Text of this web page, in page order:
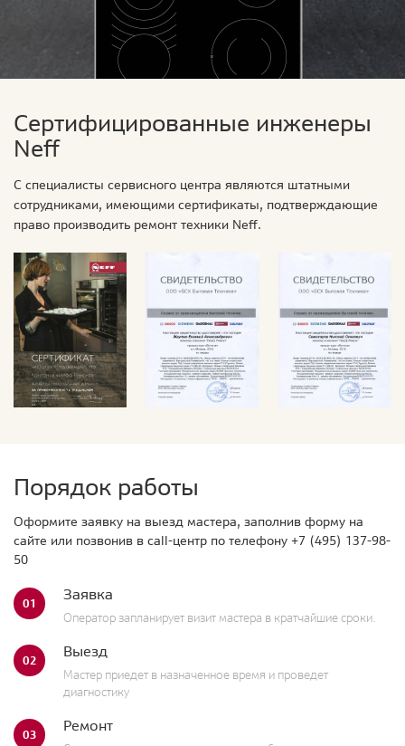
Сертифицированные инженеры
Neff
С специалисты сервисного центра являются штатными
сотрудниками, имеющими сертификаты, подтверждающие
право производить ремонт техники Neff.
Порядок работы
Оформите заявку на выезд мастера, заполнив форму на
сайте или позвонив в call-центр по телефону +7 (495) 137-98-
50
01 Заявка
Оператор запланирует визит мастера в кратчайшие сроки.
02 Выезд
Мастер приедет в назначенное время и проведет
диагностику
03 Ремонт